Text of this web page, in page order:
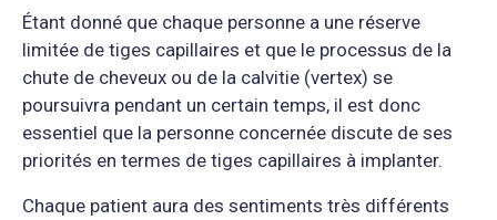
Étant donné que chaque personne a une réserve
limitée de tiges capillaires et que le processus de la
chute de cheveux ou de la calvitie (vertex) se
poursuivra pendant un certain temps, il est donc
essentiel que la personne concernée discute de ses
priorités en termes de tiges capillaires à implanter.
Chaque patient aura des sentiments très différents